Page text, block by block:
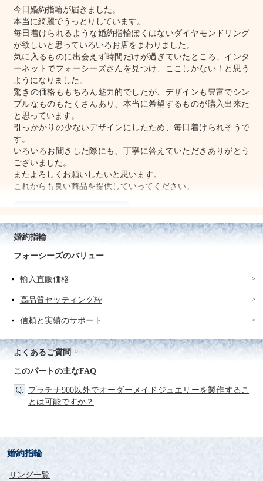
今日婚約指輪が届きました。
本当に綺麗でうっとりしています。
毎日着けられるような婚約指輪ぽくはないダイヤモンドリング
が欲しいと思っていろいろお店をまわりました。
気に入るものに出会えず時間だけが過ぎていたところ、インタ
ーネットでフォーシーズさんを見つけ、ここしかない！と思う
ようになりました。
驚きの価格ももちろん魅力的でしたが、デザインも豊富でシン
プルなものもたくさんあり、本当に希望するものが購入出来た
と思っています。
引っかかりの少ないデザインにしたため、毎日着けられそうで
す。
いろいろお聞きした際にも、丁寧に答えていただきありがとう
ございました。
またよろしくお願いしたいと思います。
これからも良い商品を提供していってください。
心です。
評価：
当初の納期日より５日も早く婚約指輪が仕上がり、ブライダル
激でした。
ま～、私が着ける物ではないのですが嬉しかったです。
メールや御電話での対応もしっかりしておられるので、購入後
婚約指輪
フォーシーズのバリュー
輸入直販価格
高品質セッティング枠
信頼と実績のサポート
よくあるご質問
このパートの主なFAQ
プラチナ900以外でオーダーメイドジュエリーを製作するこ
とは可能ですか？
婚約指輪
リング一覧